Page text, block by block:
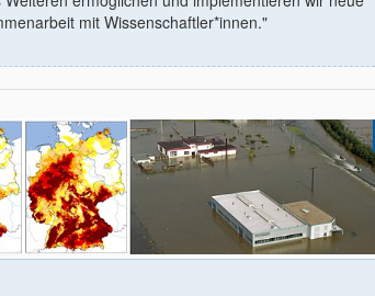
mit Wissenschaftler*innen."